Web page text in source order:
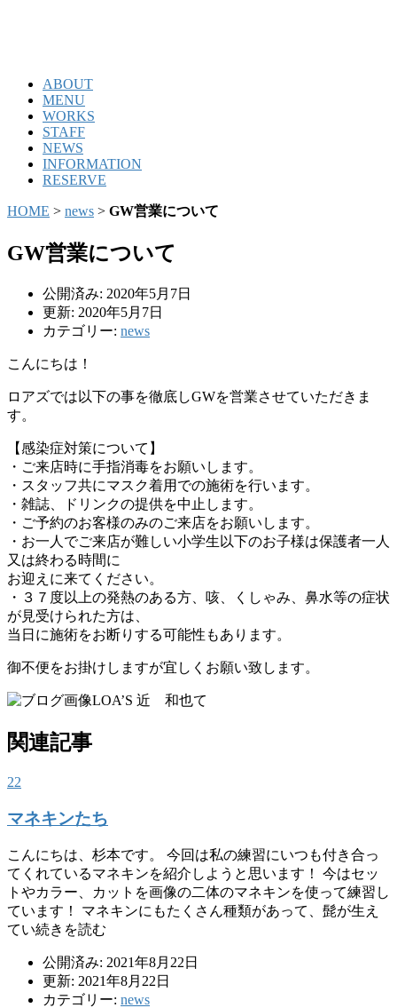
ABOUT
MENU
WORKS
STAFF
NEWS
INFORMATION
RESERVE
HOME > news > GW営業について
GW営業について
公開済み: 2020年5月7日
更新: 2020年5月7日
カテゴリー: news
こんにちは！
ロアズでは以下の事を徹底しGWを営業させていただきま
す。
【感染症対策について】
・ご来店時に手指消毒をお願いします。
・スタッフ共にマスク着用での施術を行います。
・雑誌、ドリンクの提供を中止します。
・ご予約のお客様のみのご来店をお願いします。
・お一人でご来店が難しい小学生以下のお子様は保護者一人
又は終わる時間に
お迎えに来てください。
・３７度以上の発熱のある方、咳、くしゃみ、鼻水等の症状
が見受けられた方は、
当日に施術をお断りする可能性もあります。
御不便をお掛けしますが宜しくお願い致します。
LOA’S 近 和也て
関連記事
22
マネキンたち
こんにちは、杉本です。 今回は私の練習にいつも付き合っ
てくれているマネキンを紹介しようと思います！ 今はセッ
トやカラー、カットを画像の二体のマネキンを使って練習し
ています！ マネキンにもたくさん種類があって、髭が生え
てい続きを読む
公開済み: 2021年8月22日
更新: 2021年8月22日
カテゴリー: news